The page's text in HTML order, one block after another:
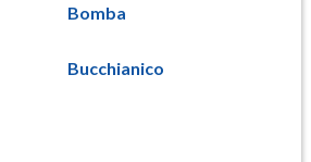
Bomba
Bucchianico